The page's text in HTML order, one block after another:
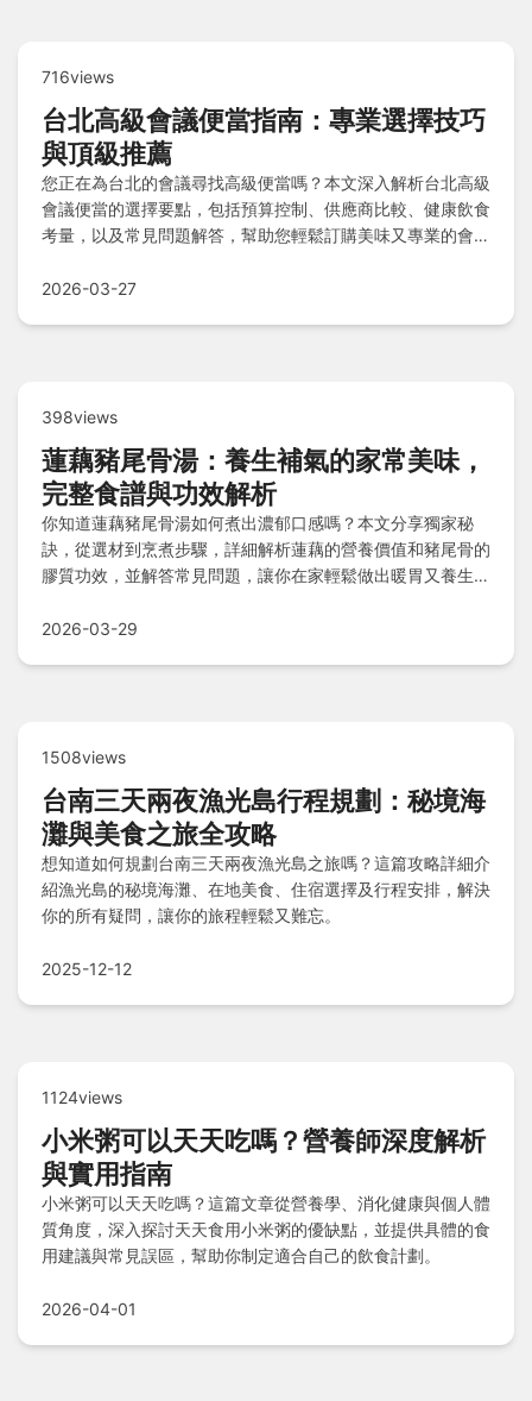
716views
台北高級會議便當指南：專業選擇技巧
與頂級推薦
您正在為台北的會議尋找高級便當嗎？本文深入解析台北高級
會議便當的選擇要點，包括預算控制、供應商比較、健康飲食
考量，以及常見問題解答，幫助您輕鬆訂購美味又專業的會議
2026-03-27
398views
蓮藕豬尾骨湯：養生補氣的家常美味，
完整食譜與功效解析
你知道蓮藕豬尾骨湯如何煮出濃郁口感嗎？本文分享獨家秘
訣，從選材到烹煮步驟，詳細解析蓮藕的營養價值和豬尾骨的
膠質功效，並解答常見問題，讓你在家輕鬆做出暖胃又養生的
2026-03-29
1508views
台南三天兩夜漁光島行程規劃：秘境海
灘與美食之旅全攻略
想知道如何規劃台南三天兩夜漁光島之旅嗎？這篇攻略詳細介
紹漁光島的秘境海灘、在地美食、住宿選擇及行程安排，解決
你的所有疑問，讓你的旅程輕鬆又難忘。
2025-12-12
1124views
小米粥可以天天吃嗎？營養師深度解析
與實用指南
小米粥可以天天吃嗎？這篇文章從營養學、消化健康與個人體
質角度，深入探討天天食用小米粥的優缺點，並提供具體的食
用建議與常見誤區，幫助你制定適合自己的飲食計劃。
2026-04-01